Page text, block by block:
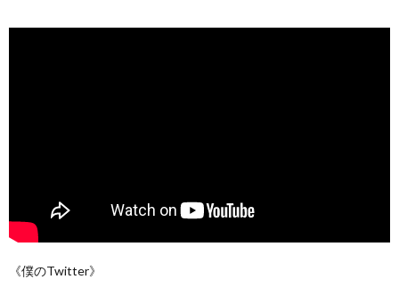
《僕のTwitter》